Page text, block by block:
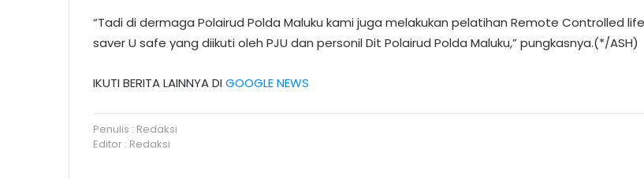
“Tadi di dermaga Polairud Polda Maluku kami juga melakukan pelatihan Remote Controlled life
saver U safe yang diikuti oleh PJU dan personil Dit Polairud Polda Maluku,” pungkasnya.(*/ASH)
IKUTI BERITA LAINNYA DIGOOGLE NEWS
Penulis : Redaksi
Editor : Redaksi